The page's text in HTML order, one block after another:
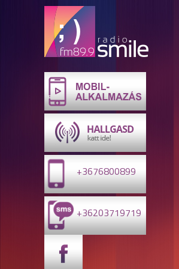
+3676800899
+36203719719